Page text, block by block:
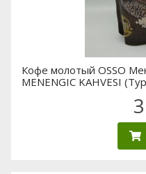
Кофе молотый OSSO
MENENGIC KAHVESI